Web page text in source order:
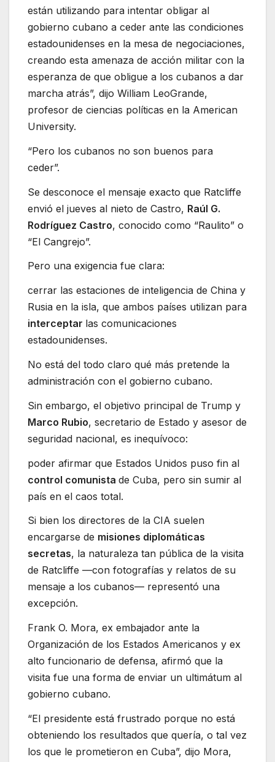
están utilizando para intentar obligar al
gobierno cubano a ceder ante las condiciones
estadounidenses en la mesa de negociaciones,
creando esta amenaza de acción militar con la
esperanza de que obligue a los cubanos a dar
marcha atrás”, dijo William LeoGrande,
profesor de ciencias políticas en la American
University.
“Pero los cubanos no son buenos para
ceder”.
Se desconoce el mensaje exacto que Ratcliffe
envió el jueves al nieto de Castro, Raúl G.
Rodríguez Castro, conocido como “Raulito” o
“El Cangrejo”.
Pero una exigencia fue clara:
cerrar las estaciones de inteligencia de China y
Rusia en la isla, que ambos países utilizan para
interceptar las comunicaciones
estadounidenses.
No está del todo claro qué más pretende la
administración con el gobierno cubano.
Sin embargo, el objetivo principal de Trump y
Marco Rubio, secretario de Estado y asesor de
seguridad nacional, es inequívoco:
poder afirmar que Estados Unidos puso fin al
control comunista de Cuba, pero sin sumir al
país en el caos total.
Si bien los directores de la CIA suelen
encargarse de misiones diplomáticas
secretas, la naturaleza tan pública de la visita
de Ratcliffe —con fotografías y relatos de su
mensaje a los cubanos— representó una
excepción.
Frank O. Mora, ex embajador ante la
Organización de los Estados Americanos y ex
alto funcionario de defensa, afirmó que la
visita fue una forma de enviar un ultimátum al
gobierno cubano.
“El presidente está frustrado porque no está
obteniendo los resultados que quería, o tal vez
los que le prometieron en Cuba”, dijo Mora,